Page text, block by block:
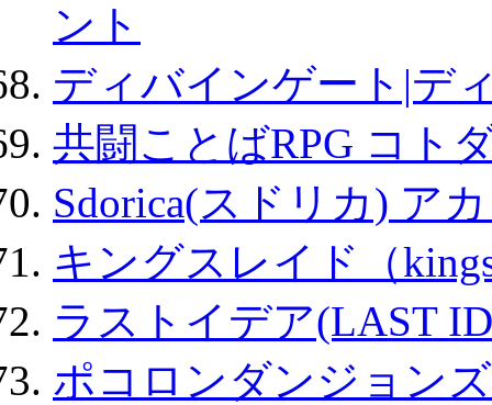
ント
ディバインゲート|デ
共闘ことばRPG コト
Sdorica(スドリカ) ア
キングスレイド（
ラストイデア(LAST
ポコロンダンジョン